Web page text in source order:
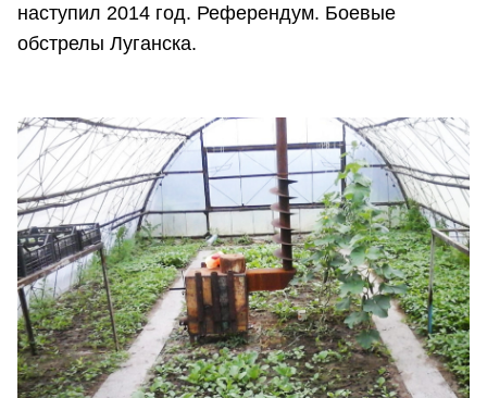
наступил 2014 год. Референдум. Боевые
обстрелы Луганска.